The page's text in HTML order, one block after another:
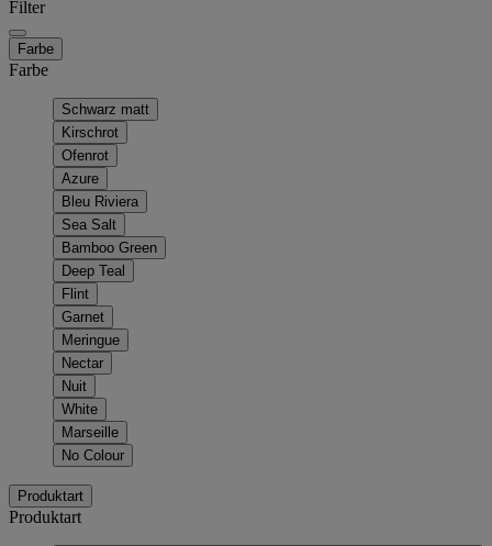
Filter
Farbe
Farbe
Schwarz matt
Kirschrot
Ofenrot
Azure
Bleu Riviera
Sea Salt
Bamboo Green
Deep Teal
Flint
Garnet
Meringue
Nectar
Nuit
White
Marseille
No Colour
Produktart
Produktart